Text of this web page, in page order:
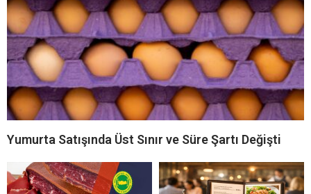
Yumurta Satışında Üst Sınır ve Süre Şartı Değişti